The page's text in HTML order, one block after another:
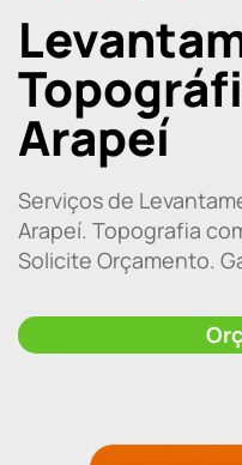
Arapeí
Serviços de
Arapeí. Topografia
Solicite Orçamento.